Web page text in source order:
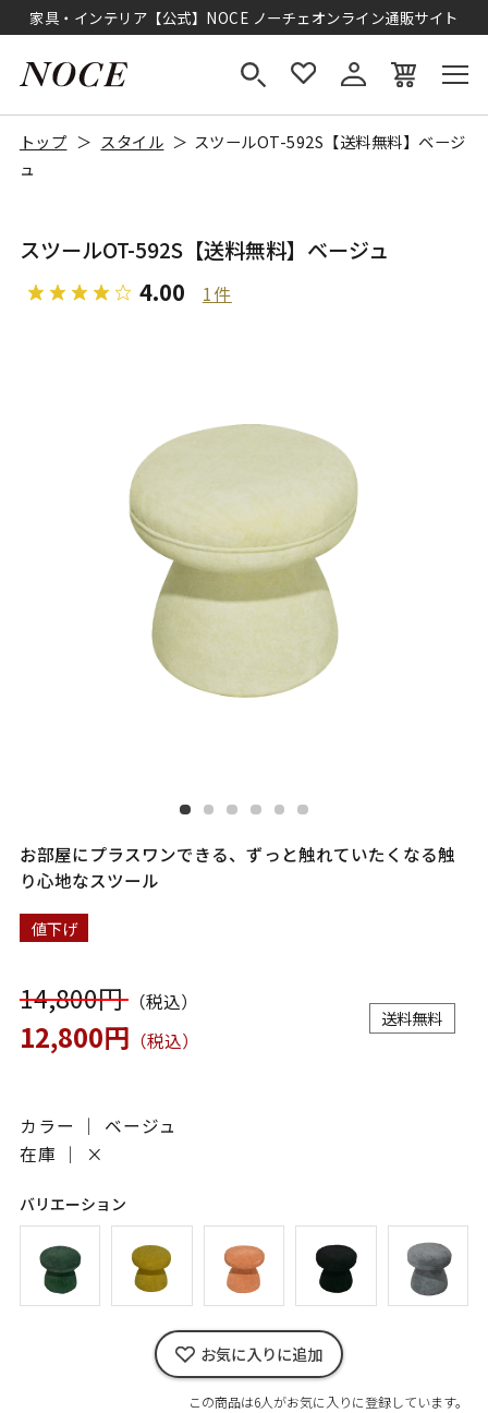
家具・インテリア【公式】NOCE ノーチェオンライン通販サイト
トップ スタイル
スツールOT-592S【送料無料】ベージ
ュ
スツールOT-592S【送料無料】ベージュ
4.00 1件
お部屋にプラスワンできる、ずっと触れていたくなる触
り心地なスツール
値下げ
14,800円（税込）
12,800円 （税込）
送料無料
カラー ｜ ベージュ
在庫 ｜
×
バリエーション
お気に入りに追加
この商品は6人がお気に入りに登録しています。